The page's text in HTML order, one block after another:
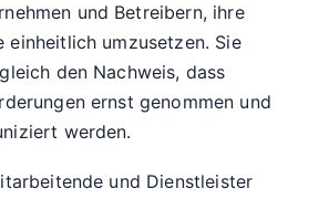
und Betreibern, ihre
einheitlich umzusetzen. Sie
den Nachweis, dass
ernst genommen und
werden.
und Dienstleister